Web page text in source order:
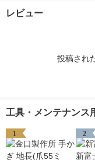
レビュー
投稿され
工具・メンテナンス
1 2